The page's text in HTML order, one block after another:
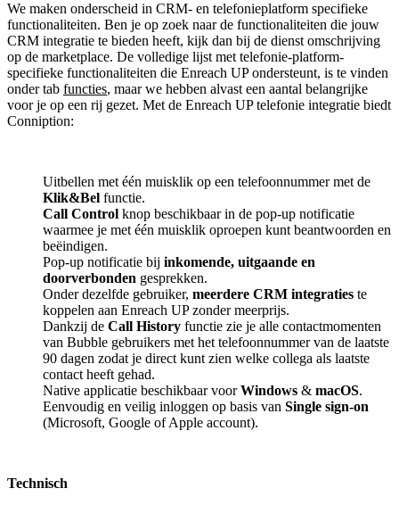
We maken onderscheid in CRM- en telefonieplatform specifieke
functionaliteiten. Ben je op zoek naar de functionaliteiten die jouw
CRM integratie te bieden heeft, kijk dan bij de dienst omschrijving
op de marketplace. De volledige lijst met telefonie-platform-
specifieke functionaliteiten die Enreach UP ondersteunt, is te vinden
onder tab functies, maar we hebben alvast een aantal belangrijke
voor je op een rij gezet. Met de Enreach UP telefonie integratie biedt
Conniption:
Uitbellen met één muisklik op een telefoonnummer met de
Klik&Bel functie.
Call Control knop beschikbaar in de pop-up notificatie
waarmee je met één muisklik oproepen kunt beantwoorden en
beëindigen.
Pop-up notificatie bij inkomende, uitgaande en
doorverbonden gesprekken.
Onder dezelfde gebruiker, meerdere CRM integraties te
koppelen aan Enreach UP zonder meerprijs.
Dankzij de Call History functie zie je alle contactmomenten
van Bubble gebruikers met het telefoonnummer van de laatste
90 dagen zodat je direct kunt zien welke collega als laatste
contact heeft gehad.
Native applicatie beschikbaar voorWindows & macOS.
Eenvoudig en veilig inloggen op basis van Single sign-on
(Microsoft, Google of Apple account).
Technisch